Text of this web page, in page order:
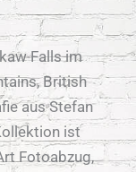
Falls im
British
aus Stefan
ist
Fotoabzug,